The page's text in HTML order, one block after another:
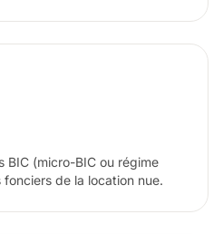
BIC (micro-BIC ou régime
de la location nue.